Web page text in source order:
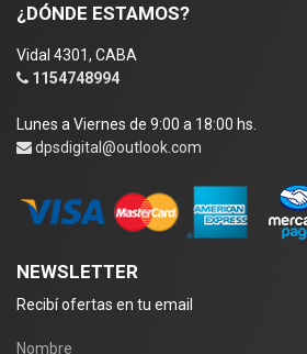
¿DÓNDE ESTAMOS?
Vidal 4301, CABA
1154748994
Lunes a Viernes de 9:00 a 18:00 hs.
dpsdigital@outlook.com
NEWSLETTER
Recibí ofertas en tu email